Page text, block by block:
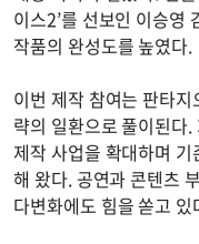
이스2’를 선보인 이승영
작품의 완성도를 높였다.
이번 제작 참여는 판타
략의 일환으로 풀이된다
제작 사업을 확대하며
해 왔다. 공연과 콘텐츠
다변화에도 힘을 쏟고 있